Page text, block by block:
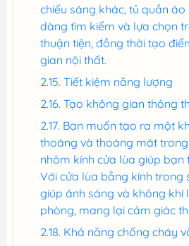
chiếu sáng khác, tủ quần
dàng tìm kiếm và lựa chọn
thuận tiện, đồng thời tạo
gian nội thất.
Tiết kiệm năng lượng
Tạo không gian thông
Bạn muốn tạo ra một
thoáng và thoáng mát
nhôm kính cửa lùa giúp bạn
Với cửa lùa bằng kính trong
giúp ánh sáng và không khí
phòng, mang lại cảm giác
Khả năng chống cháy